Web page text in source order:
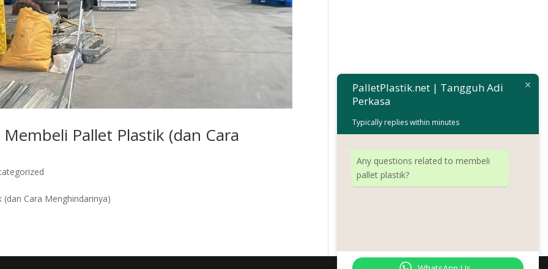
Pallet Plastik (dan Cara
Cara Menghindarinya)
PalletPlastik.net | Tangguh Adi
Perkasa
Typically replies within minutes
Any questions related to membeli
pallet plastik?